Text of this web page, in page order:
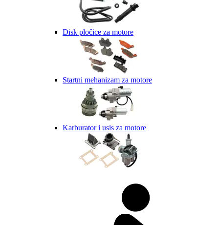
Disk pločice za motore
Startni mehanizam za motore
Karburator i usis za motore